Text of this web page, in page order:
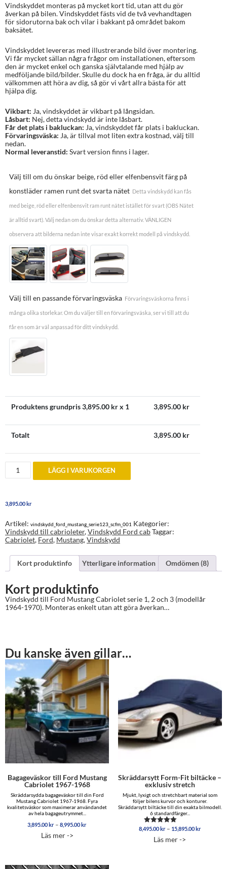
Vindskyddet monteras på mycket kort tid, utan att du gör
åverkan på bilen. Vindskyddet fästs vid de två vevhandtagen
för sidorutorna bak och vilar i bakkant på området bakom
baksätet.
Vindskyddet levereras med illustrerande bild över montering.
Vi får mycket sällan några frågor om installationen, eftersom
den är mycket enkel och ganska självtalande med hjälp av
medföljande bild/bilder. Skulle du dock ha en fråga, är du alltid
välkommen att höra av dig, så gör vi vårt allra bästa för att
hjälpa dig.
Vikbart: Ja, vindskyddet är vikbart på långsidan.
Låsbart: Nej, detta vindskydd är inte låsbart.
Får det plats i bakluckan: Ja, vindskyddet får plats i bakluckan.
Förvaringsväska: Ja, är tillval mot liten extra kostnad, välj till
nedan.
Normal leveranstid: Svart version finns i lager.
Välj till om du önskar beige, röd eller elfenbensvit färg på
konstläder ramen runt det svarta nätet Detta vindskydd kan fås
med beige, röd eller elfenbensvit ram runt nätet istället för svart (OBS Nätet
är alltid svart). Välj nedan om du önskar detta alternativ. VÄNLIGEN
observera att bilderna nedan inte visar exakt korrekt modell på vindskydd.
Välj till en passande förvaringsväska Förvaringsväskorna finns i
många olika storlekar. Om du väljer till en förvaringsväska, ser vi till att du
får en som är väl anpassad för ditt vindskydd.
Produktens grundpris3,895.00 kr x 1 3,895.00 kr
Totalt 3,895.00 kr
Vindskydd
Ford
Mustang
mängd
LÄGG I VARUKORGEN
3,895.00kr
Artikel: vindskydd_ford_mustang_serie123_scfm_001 Kategorier:
Vindskydd till cabrioleter,Vindskydd Ford cabTaggar:
Cabriolet, Ford, Mustang,Vindskydd
Kort produktinfo Ytterligare information Omdömen (8)
Kort produktinfo
Vindskydd till Ford Mustang Cabriolet serie 1, 2 och 3 (modellår
1964-1970). Monteras enkelt utan att göra åverkan…
Du kanske även gillar…
Bagageväskor till Ford Mustang
Cabriolet 1967-1968
Skräddarsydda bagageväskor till din Ford
Mustang Cabriolet 1967-1968. Fyra
kvalitetsväskor som maximerar användandet
av hela bagageutrymmet...
3,895.00 kr – 8,995.00 krPrisintervall:
Läs mer ->
Skräddarsytt Form-Fit biltäcke –
exklusiv stretch
Mjukt, lyxigt och stretchbart material som
följer bilens kurvor och konturer.
Skräddarsytt biltäcke till din exakta bilmodell.
6 standardfärger...
Betygsatt
av 5
8,495.00 kr – 15,895.00 kr
Läs mer ->